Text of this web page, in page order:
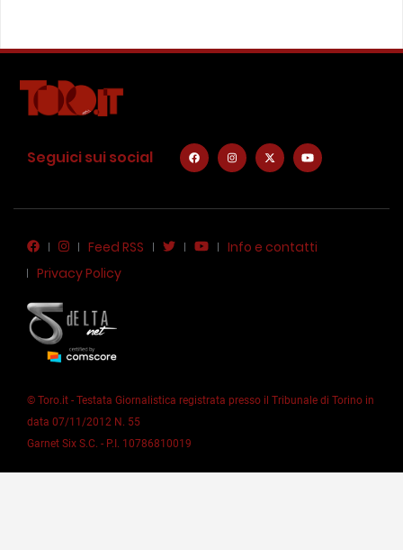
Seguici sui social
Feed RSS
Info e contatti
Privacy Policy
© Toro.it - Testata Giornalistica registrata presso il Tribunale di Torino in
data 07/11/2012 N. 55
Garnet Six S.C. - P.I. 10786810019